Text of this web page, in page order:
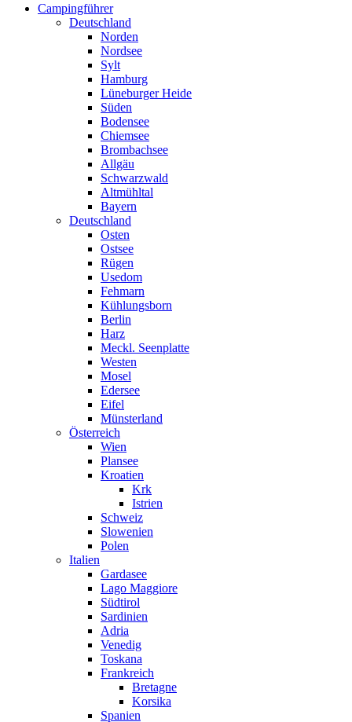
Campingführer
Deutschland
Norden
Nordsee
Sylt
Hamburg
Lüneburger Heide
Süden
Bodensee
Chiemsee
Brombachsee
Allgäu
Schwarzwald
Altmühltal
Bayern
Deutschland
Osten
Ostsee
Rügen
Usedom
Fehmarn
Kühlungsborn
Berlin
Harz
Meckl. Seenplatte
Westen
Mosel
Edersee
Eifel
Münsterland
Österreich
Wien
Plansee
Kroatien
Krk
Istrien
Schweiz
Slowenien
Polen
Italien
Gardasee
Lago Maggiore
Südtirol
Sardinien
Adria
Venedig
Toskana
Frankreich
Bretagne
Korsika
Spanien